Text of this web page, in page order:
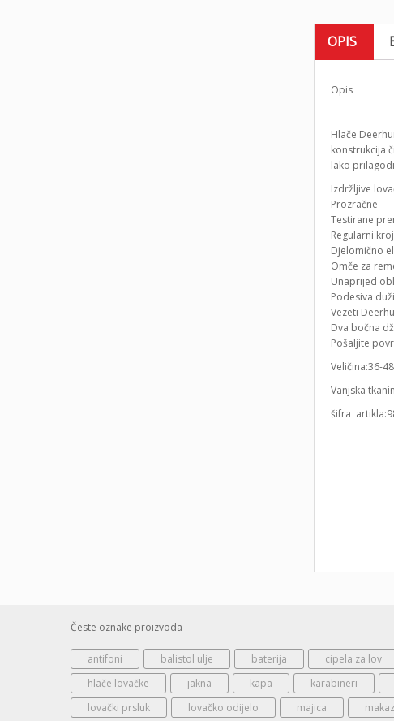
OPIS
Opis
Hlače
konstrukcija
lako
Izdržljive
Prozračne
Testirane
Regularni kroj
Djelomično
Omče za
Unaprijed
Podesiva
Vezeti
Dva bočna
Pošaljite
Veličina:36-48
Vanjska
šifra
Česte oznake proizvoda
antifoni balistol ulje baterija cipela za lov
hlače lovačke
jakna kapa karabineri
lovački prsluk
lovačko odijelo majica